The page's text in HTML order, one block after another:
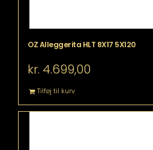
OZ Alleggerita HLT 8X17 5X120
kr. 4.699,00
Tilføj til kurv